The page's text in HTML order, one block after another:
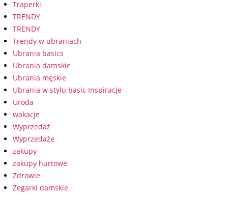
Traperki
TRENDY
TRENDY
Trendy w ubraniach
Ubrania basics
Ubrania damskie
Ubrania męskie
Ubrania w stylu basic Inspiracje
Uroda
wakacje
Wyprzedaż
Wyprzedaże
zakupy
zakupy hurtowe
Zdrowie
Zegarki damskie